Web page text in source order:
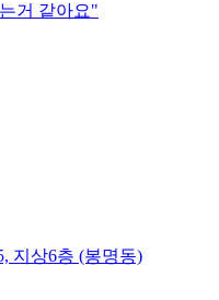
거 같아요"
지상6층 (봉명동)